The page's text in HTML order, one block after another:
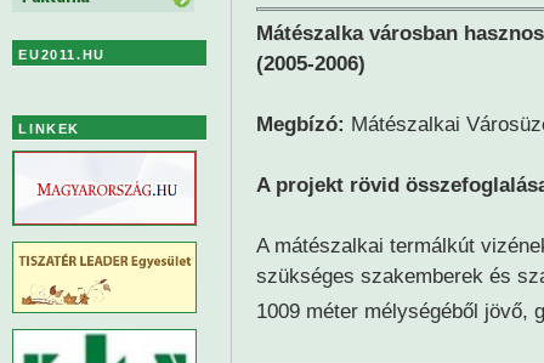
Mátészalka városban
(2005-2006)
Megbízó: Mátészalkai
A projekt rövid
A mátészalkai termálkút
szükséges szakemberek és
1009 méter mélységéből jövő,
EU2011.HU
LINKEK